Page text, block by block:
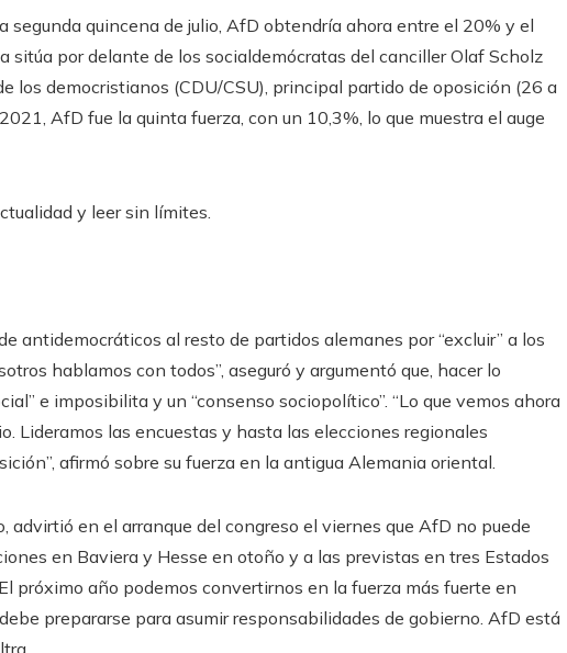
segunda quincena de julio, AfD obtendría ahora entre el 20% y el
sitúa por delante de los socialdemócratas del canciller Olaf Scholz
los democristianos (CDU/CSU), principal partido de oposición (26 a
AfD fue la quinta fuerza, con un 10,3%, lo que muestra el auge
y leer sin límites.
antidemocráticos al resto de partidos alemanes por “excluir” a los
hablamos con todos”, aseguró y argumentó que, hacer lo
e imposibilita y un “consenso sociopolítico”. “Lo que vemos ahora
Lideramos las encuestas y hasta las elecciones regionales
afirmó sobre su fuerza en la antigua Alemania oriental.
advirtió en el arranque del congreso el viernes que AfD no puede
en Baviera y Hesse en otoño y a las previstas en tres Estados
próximo año podemos convertirnos en la fuerza más fuerte en
prepararse para asumir responsabilidades de gobierno. AfD está